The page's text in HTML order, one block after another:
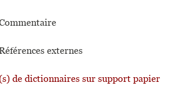
externes
de dictionnaires sur support papier